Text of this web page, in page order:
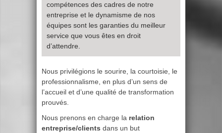
compétences des cadres de notre
entreprise et le dynamisme de nos
équipes sont les garanties du meilleur
service que vous êtes en droit
d’attendre.
Nous privilégions le sourire, la courtoisie, le
professionnalisme, en plus d’un sens de
l’accueil et d’une qualité de transformation
prouvés.
Nous prenons en charge la relation
entreprise/clients dans un but